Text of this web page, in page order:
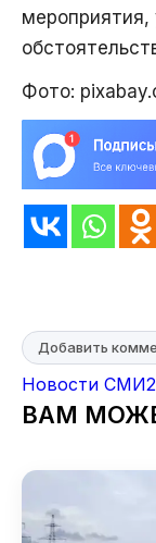
мероприятия,
Фото:
Добавить
Новости СМИ2
ВАМ